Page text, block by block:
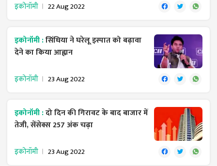
इकोनॉमी 22 Aug 2022
इकोनॉमी :सिंधिया ने घरेलू इस्पात को बढ़ावा
देने का किया आह्वान
इकोनॉमी 23 Aug 2022
इकोनॉमी :दो दिन की गिरावट के बाद बाजार में
तेजी, सेंसेक्स 257 अंक चढ़ा
इकोनॉमी 23 Aug 2022